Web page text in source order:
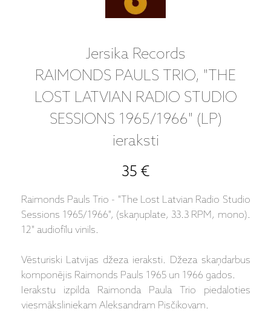
Jersika Records
RAIMONDS PAULS TRIO, "THE
LOST LATVIAN RADIO STUDIO
SESSIONS 1965/1966" (LP)
ieraksti
35 €
Raimonds Pauls Trio - "The Lost Latvian Radio Studio
Sessions 1965/1966", (skaņuplate, 33.3 RPM, mono).
12" audiofīlu vinils.
Vēsturiski Latvijas džeza ieraksti. Džeza skaņdarbus
komponējis Raimonds Pauls 1965 un 1966 gados.
Ierakstu izpilda Raimonda Paula Trio piedaloties
viesmāksliniekam Aleksandram Pisčikovam.